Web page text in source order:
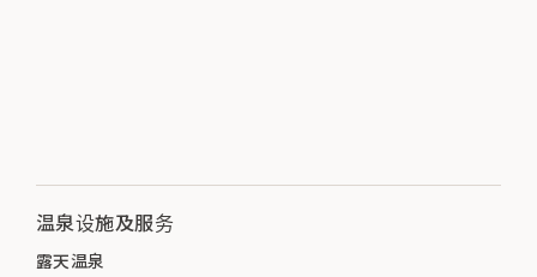
温泉设施及服务
露天温泉